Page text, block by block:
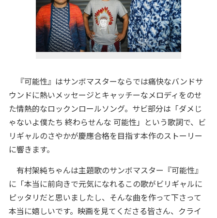
『可能性』はサンボマスターならでは痛快なバンドサ
ウンドに熱いメッセージとキャッチーなメロディをのせ
た情熱的なロックンロールソング。サビ部分は「ダメじ
ゃないよ僕たち 終わらせんな 可能性」という歌詞で、ビ
リギャルのさやかが慶應合格を目指す本作のストーリー
に響きます。
有村架純ちゃんは主題歌のサンボマスター『可能性』
に「本当に前向きで元気になれるこの歌がビリギャルに
ピッタリだと思いましたし、そんな曲を作って下さって
本当に嬉しいです。映画を見てくださる皆さん、クライ